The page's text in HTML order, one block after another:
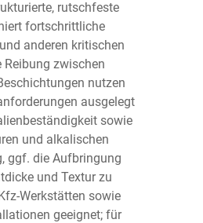
rutschfeste
fortschrittliche
anderen kritischen
zwischen
nutzen
ausgelegt
sowie
und alkalischen
ggf. die Aufbringung
und Textur zu
Werkstätten sowie
geeignet; für